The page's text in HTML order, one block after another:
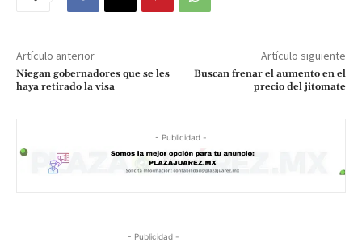
Artículo anterior
Niegan gobernadores que se les
haya retirado la visa
Artículo siguiente
Buscan frenar el aumento en el
precio del jitomate
- Publicidad -
- Publicidad -